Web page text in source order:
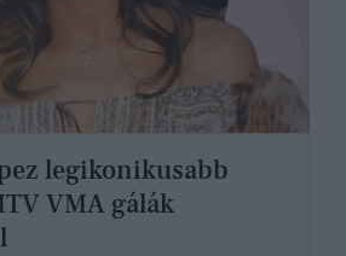
legikonikusabb
VMA gálák